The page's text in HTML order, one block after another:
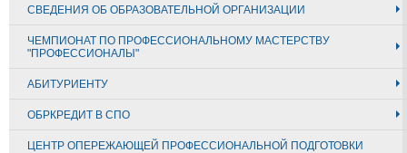
СВЕДЕНИЯ ОБ ОБРАЗОВАТЕЛЬНОЙ ОРГАНИЗАЦИИ
ЧЕМПИОНАТ ПО ПРОФЕССИОНАЛЬНОМУ МАСТЕРСТВУ
"ПРОФЕССИОНАЛЫ"
АБИТУРИЕНТУ
ОБРКРЕДИТ В СПО
ЦЕНТР ОПЕРЕЖАЮЩЕЙ ПРОФЕССИОНАЛЬНОЙ ПОДГОТОВКИ